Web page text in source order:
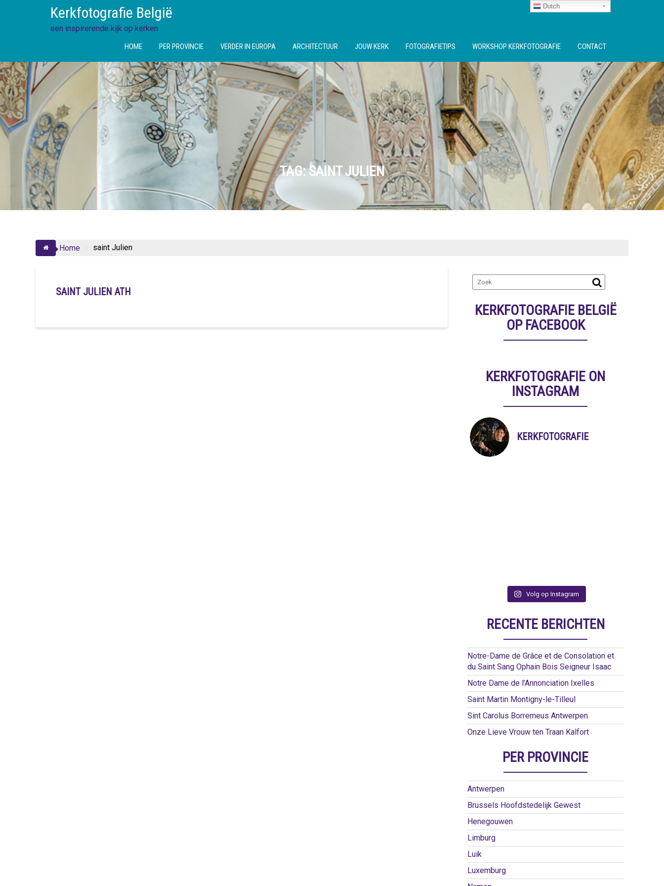
Kerkfotografie België
een inspirerende kijk op kerken
HOME PER PROVINCIE VERDER IN EUROPA ARCHITECTUUR JOUW KERK FOTOGRAFIETIPS WORKSHOP KERKFOTOGRAFIE CONTACT
TAG:SAINT JULIEN
Home saint Julien
SAINT JULIEN ATH
KERKFOTOGRAFIE BELGIË
OP FACEBOOK
KERKFOTOGRAFIE ON
INSTAGRAM
KERKFOTOGRAFIE
Volg op Instagram
RECENTE BERICHTEN
Notre-Dame de Grâce et de Consolation et
du Saint Sang Ophain Bois Seigneur Isaac
Notre Dame de l’Annonciation Ixelles
Saint Martin Montigny-le-Tilleul
Sint Carolus Borremeus Antwerpen
Onze Lieve Vrouw ten Traan Kalfort
PER PROVINCIE
Antwerpen
Brussels Hoofdstedelijk Gewest
Henegouwen
Limburg
Luik
Luxemburg
Dutch